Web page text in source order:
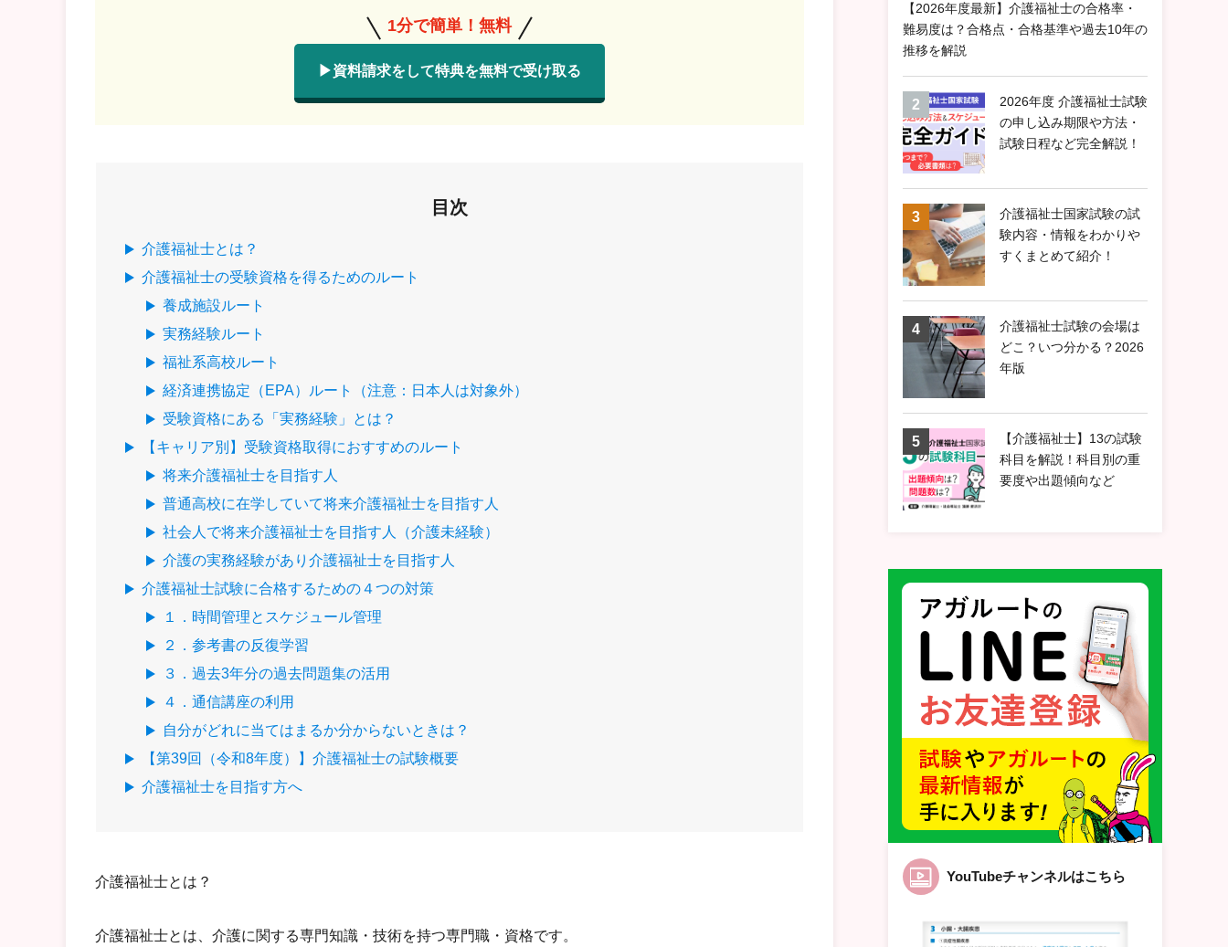
1分で簡単！無料
▶資料請求をして特典を無料で受け取る
目次
介護福祉士とは？
介護福祉士の受験資格を得るためのルート
養成施設ルート
実務経験ルート
福祉系高校ルート
経済連携協定（EPA）ルート（注意：日本人は対象外）
受験資格にある「実務経験」とは？
【キャリア別】受験資格取得におすすめのルート
将来介護福祉士を目指す人
普通高校に在学していて将来介護福祉士を目指す人
社会人で将来介護福祉士を目指す人（介護未経験）
介護の実務経験があり介護福祉士を目指す人
介護福祉士試験に合格するための４つの対策
１．時間管理とスケジュール管理
２．参考書の反復学習
３．過去3年分の過去問題集の活用
４．通信講座の利用
自分がどれに当てはまるか分からないときは？
【第39回（令和8年度）】介護福祉士の試験概要
介護福祉士を目指す方へ
介護福祉士とは？
介護福祉士とは、介護に関する専門知識・技術を持つ専門職・資格です。
【2026年度最新】介護福祉士の合格率・
難易度は？合格点・合格基準や過去10年の
推移を解説
2026年度 介護福祉士試験
の申し込み期限や方法・
試験日程など完全解説！
介護福祉士国家試験の試
験内容・情報をわかりや
すくまとめて紹介！
介護福祉士試験の会場は
どこ？いつ分かる？2026
年版
【介護福祉士】13の試験
科目を解説！科目別の重
要度や出題傾向など
YouTubeチャンネルはこちら